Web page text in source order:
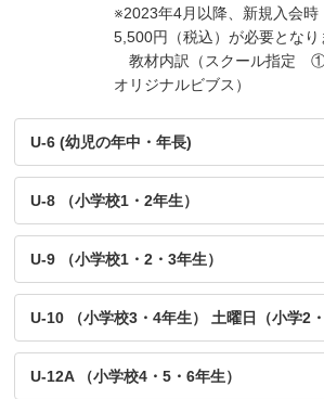
※2023年4月以降、新規入会時
5,500円（税込）が必要となり
教材内訳（スクール指定
オリジナルビブス）
U-6 (幼児の年中・年長)
U-8 （小学校1・2年生）
U-9 （小学校1・2・3年生）
U-10 （小学校3・4年生） 土曜日（小学2
U-12A （小学校4・5・6年生）